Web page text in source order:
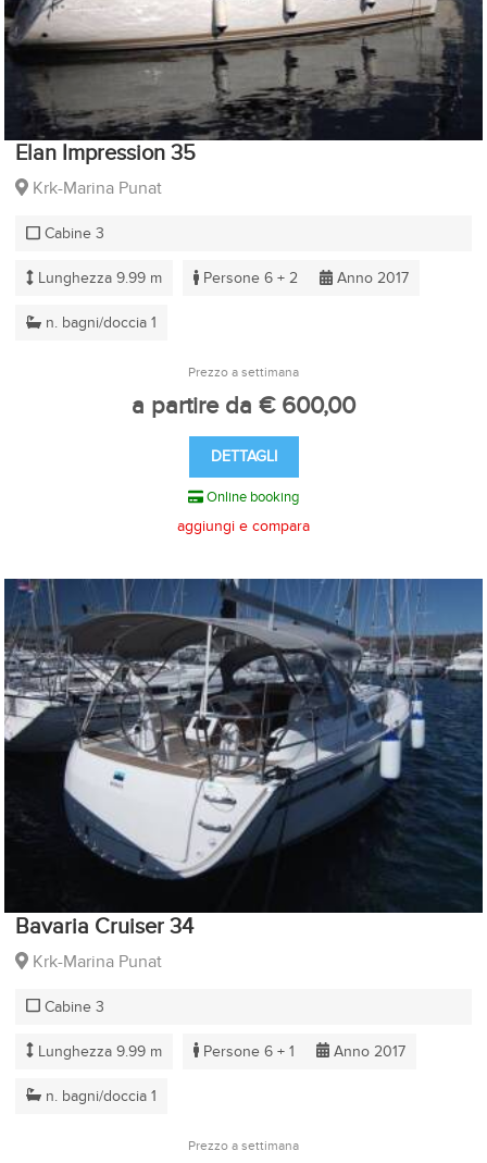
Elan Impression 35
Krk-Marina Punat
Cabine 3
Lunghezza 9.99 m Persone 6 + 2 Anno 2017
n. bagni/doccia 1
Prezzo a settimana
a partire da € 600,00
DETTAGLI
Online booking
aggiungi e compara
Bavaria Cruiser 34
Krk-Marina Punat
Cabine 3
Lunghezza 9.99 m Persone 6 + 1 Anno 2017
n. bagni/doccia 1
Prezzo a settimana